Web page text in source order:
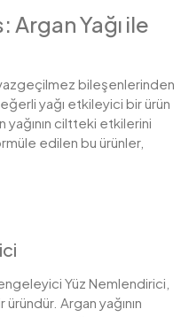
Yağı ile
vazgeçilmez bileşenlerinden
yağı etkileyici bir ürün
ciltteki etkilerini
edilen bu ürünler,
Yüz Nemlendirici,
Argan yağının